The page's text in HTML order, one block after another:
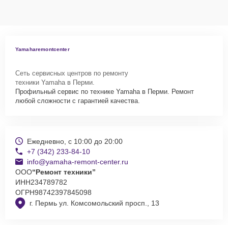
Yamaharemontcenter
Сеть сервисных центров по ремонту
техники Yamaha в Перми.
Профильный сервис по технике Yamaha в Перми. Ремонт
любой сложности с гарантией качества.
г. Пермь ул. Комсомольский просп., 13
Ежедневно, с 10:00 до 20:00
+7 (342) 233-84-10
info@yamaha-remont-center.ru
ООО“Ремонт техники”
ИНН234789782
ОГРН98742397845098